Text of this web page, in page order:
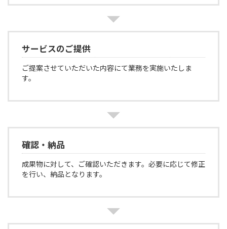
サービスのご提供
ご提案させていただいた内容にて業務を実施いたしま
す。
確認・納品
成果物に対して、ご確認いただきます。必要に応じて修正
を行い、納品となります。